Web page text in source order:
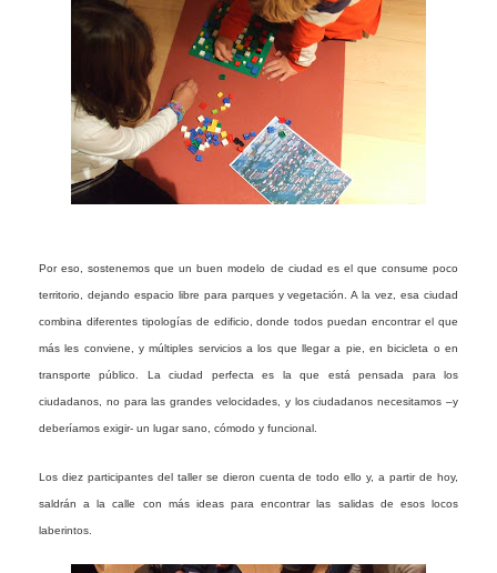
Por eso, sostenemos que un buen modelo de ciudad es el que consume poco
territorio, dejando espacio libre para parques y vegetación. A la vez, esa ciudad
combina diferentes tipologías de edificio, donde todos puedan encontrar el que
más les conviene, y múltiples servicios a los que llegar a pie, en bicicleta o en
transporte público. La ciudad perfecta es la que está pensada para los
ciudadanos, no para las grandes velocidades, y los ciudadanos necesitamos –y
deberíamos exigir- un lugar sano, cómodo y funcional.
Los diez participantes del taller se dieron cuenta de todo ello y, a partir de hoy,
saldrán a la calle con más ideas para encontrar las salidas de esos locos
laberintos.